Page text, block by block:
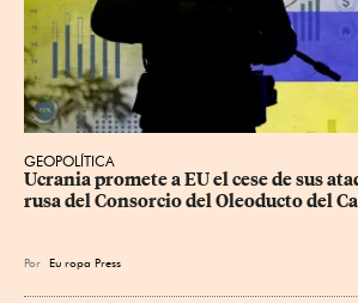
GEOPOLÍTICA
Ucrania promete a EU el cese de sus
rusa del Consorcio del Oleoducto del
Por Eu ropa Press